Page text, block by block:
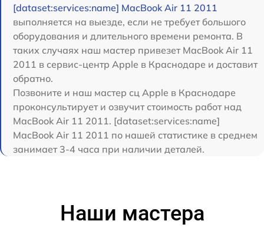
[dataset:services:name] MacBook Air 11 2011
выполняется на выезде, если не требует большого
оборудования и длительного времени ремонта. В
таких случаях наш мастер привезет MacBook Air 11
2011 в сервис-центр Apple в Краснодаре и доставит
обратно.
Позвоните и наш мастер сц Apple в Краснодаре
проконсультирует и озвучит стоимость работ над
MacBook Air 11 2011. [dataset:services:name]
MacBook Air 11 2011 по нашей статистике в среднем
занимает 3-4 часа при наличии деталей.
Наши мастера